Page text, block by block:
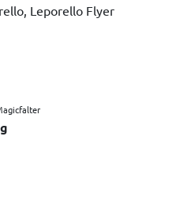
Leporello Flyer